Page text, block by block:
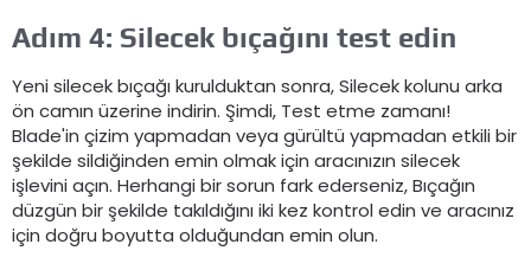
Adım 4: Silecek bıçağını test edin
Yeni silecek bıçağı kurulduktan sonra, Silecek kolunu arka
ön camın üzerine indirin. Şimdi, Test etme zamanı!
Blade'in çizim yapmadan veya gürültü yapmadan etkili bir
şekilde sildiğinden emin olmak için aracınızın silecek
işlevini açın. Herhangi bir sorun fark ederseniz, Bıçağın
düzgün bir şekilde takıldığını iki kez kontrol edin ve aracınız
için doğru boyutta olduğundan emin olun.